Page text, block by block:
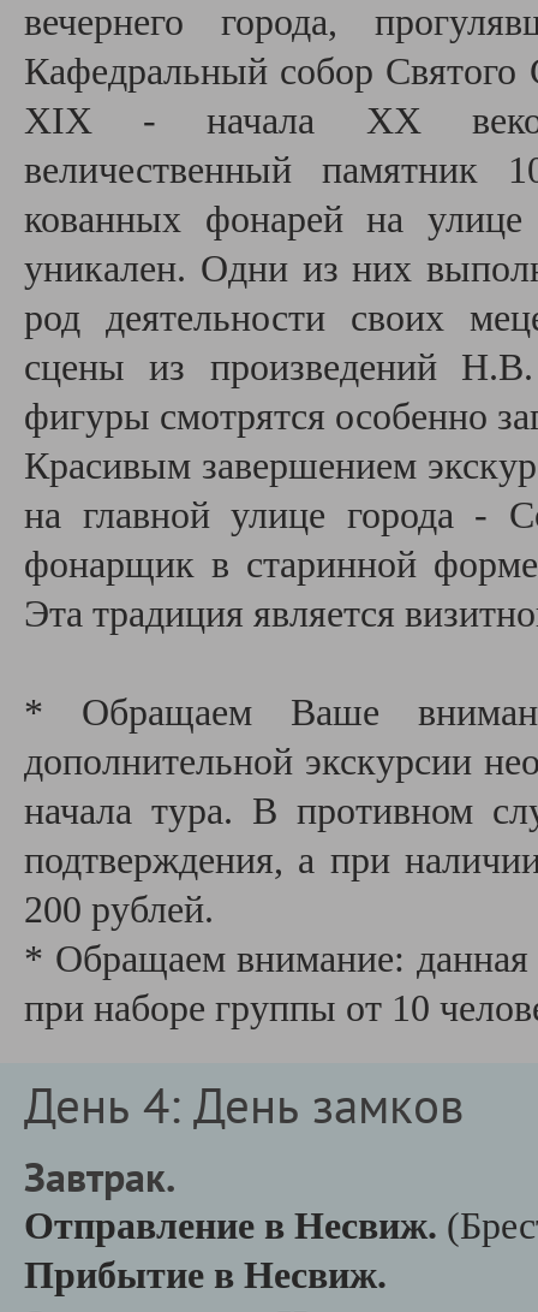
вечернего города,
Кафедральный собор Святого
XIX - начала XX веков,
величественный памятник
кованных фонарей на
уникален. Одни из них
род деятельности своих
сцены из произведений
фигуры смотрятся особенно
Красивым завершением
на главной улице города -
фонарщик в старинной
Эта традиция является
* Обращаем Ваше
дополнительной экскурсии
начала тура. В противном
подтверждения, а при
200 рублей.
* Обращаем внимание: данная
при наборе группы от 10
День 4: День замков
Завтрак.
Отправление в Несвиж.
Прибытие в Несвиж.